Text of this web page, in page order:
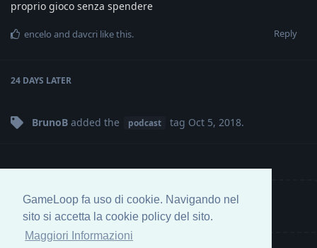
GameLoop fa uso di cookie. Navigando nel
sito si accetta la cookie policy del sito.
Maggiori Informazioni
proprio gioco senza spendere
Reply
encelo and davcri like this.
24 DAYS LATER
BrunoB added the podcast tag Oct 5, 2018.
Write a Reply...